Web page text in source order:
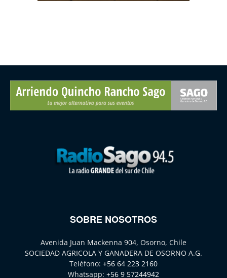
SOBRE NOSOTROS
Avenida Juan Mackenna 904, Osorno, Chile
SOCIEDAD AGRICOLA Y GANADERA DE OSORNO A.G.
Teléfono: +56 64 223 2160
Whatsapp: +56 9 57244942